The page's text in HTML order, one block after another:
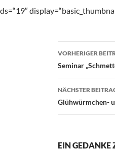
Beitrags-
VORHERIGER
Seminar
NÄCHSTER
Glühwürmchen-
EIN GEDANKE